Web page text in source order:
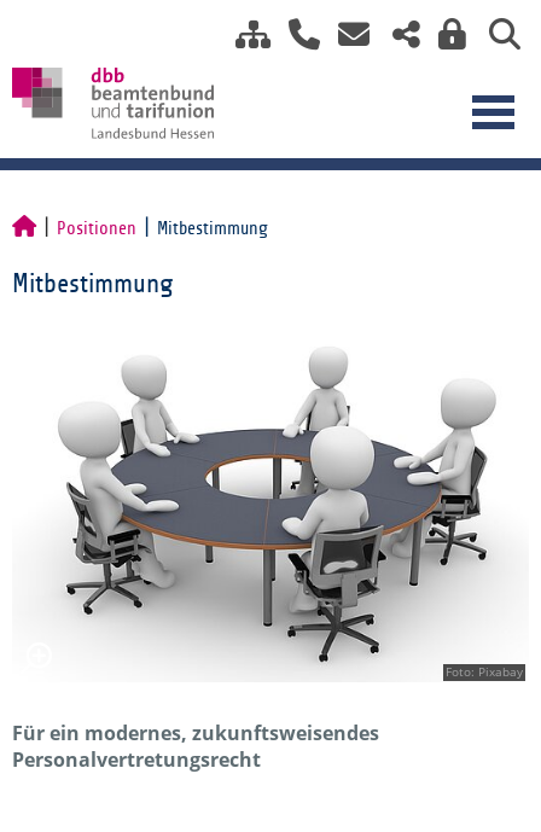
Positionen Mitbestimmung
Mitbestimmung
Foto: Pixabay
Für ein modernes, zukunftsweisendes
Personalvertretungsrecht